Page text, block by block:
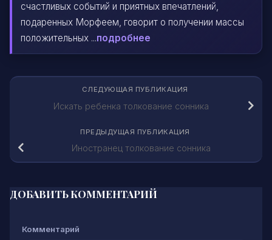
счастливых событий и приятных впечатлений,
подаренных Морфеем, говорит о получении массы
положительных ...подробнее
СЛЕДУЮЩАЯ ПУБЛИКАЦИЯ
Искать ребенка толкование сонника
ПРЕДЫДУЩАЯ ПУБЛИКАЦИЯ
Иностранец толкование сонника
ДОБАВИТЬ КОММЕНТАРИЙ
Комментарий